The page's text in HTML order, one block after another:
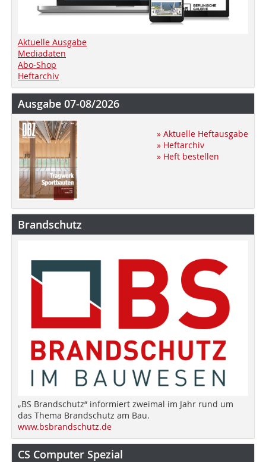
Aktuelle Ausgabe
Mediadaten
Abo-Shop
Heftarchiv
Ausgabe 07-08/2026
» Aktuelle Heftausgabe
» Heftarchiv
» Heft bestellen
Brandschutz
„BS Brandschutz“ informiert zweimal im Jahr rund um
das Thema Brandschutz am Bau.
www.bsbrandschutz.de
CS Computer Spezial